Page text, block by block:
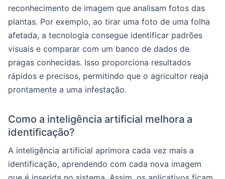
reconhecimento de imagem que analisam fotos das
plantas. Por exemplo, ao tirar uma foto de uma folha
afetada, a tecnologia consegue identificar padrões
visuais e comparar com um banco de dados de
pragas conhecidas. Isso proporciona resultados
rápidos e precisos, permitindo que o agricultor reaja
prontamente a uma infestação.
Como a inteligência artificial melhora a
identificação?
A inteligência artificial aprimora cada vez mais a
identificação, aprendendo com cada nova imagem